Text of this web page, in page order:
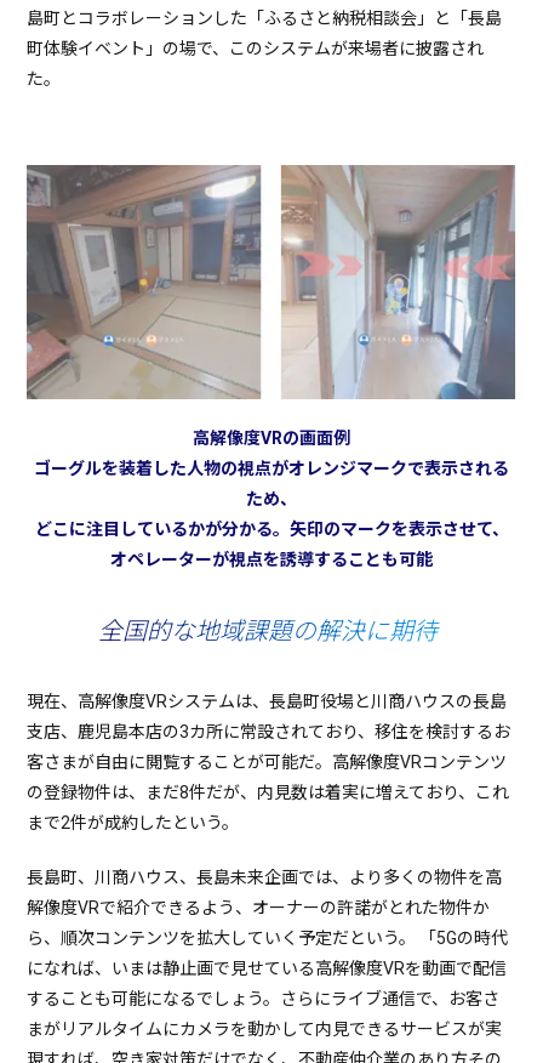
島町とコラボレーションした「ふるさと納税相談会」と「長島
町体験イベント」の場で、このシステムが来場者に披露され
た。
高解像度VRの画面例
ゴーグルを装着した人物の視点がオレンジマークで表示される
ため、
どこに注目しているかが分かる。矢印のマークを表示させて、
オペレーターが視点を誘導することも可能
全国的な地域課題の解決に期待
現在、高解像度VRシステムは、長島町役場と川商ハウスの長島
支店、鹿児島本店の3カ所に常設されており、移住を検討するお
客さまが自由に閲覧することが可能だ。高解像度VRコンテンツ
の登録物件は、まだ8件だが、内見数は着実に増えており、これ
まで2件が成約したという。
長島町、川商ハウス、長島未来企画では、より多くの物件を高
解像度VRで紹介できるよう、オーナーの許諾がとれた物件か
ら、順次コンテンツを拡大していく予定だという。 「5Gの時代
になれば、いまは静止画で見せている高解像度VRを動画で配信
することも可能になるでしょう。さらにライブ通信で、お客さ
まがリアルタイムにカメラを動かして内見できるサービスが実
現すれば、空き家対策だけでなく、不動産仲介業のあり方その